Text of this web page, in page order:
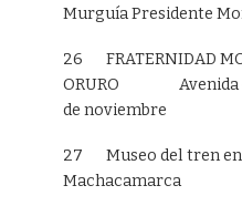
Murguía Presidente
26 FRATERNIDAD
ORURO Avenida 6
de noviembre
27 Museo del
Machacamarca